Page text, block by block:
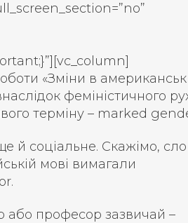
«Зміни в
феміністичного
терміну – marked
й соціальне. Скажімо,
мові вимагали
або професор зазвичай –